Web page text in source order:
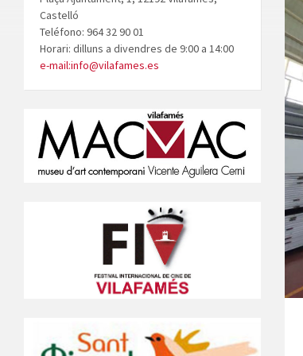
Castelló
Teléfono: 964 32 90 01
Horari: dilluns a divendres de 9:00 a 14:00
e-mail:info@vilafames.es